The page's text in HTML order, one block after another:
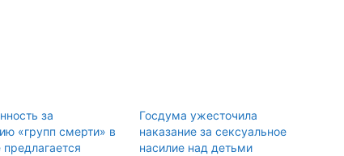
за
«групп смерти» в
Госдума ужесточила
наказание за сексуальное
насилие над детьми